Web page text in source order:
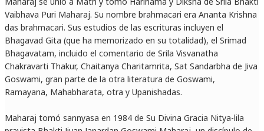
Vaibhava Puri Maharaj. Su nombre brahmacari era Ananta Krishna
das brahmacari. Sus estudios de las escrituras incluyen el
Bhagavad Gita (que ha memorizado en su totalidad), el Srimad
Bhagavatam, incluido el comentario de Srila Visvanatha
Chakravarti Thakur, Chaitanya Charitamrita, Sat Sandarbha de Jiva
Goswami, gran parte de la otra literatura de Goswami,
Ramayana, Mahabharata, otra y Upanishadas.
Maharaj tomó sannyasa en 1984 de Su Divina Gracia Nitya-lila